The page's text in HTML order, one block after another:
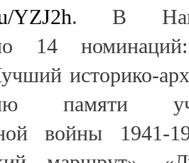
YZJ2h. В
14
историко-
памяти
войны 1941-